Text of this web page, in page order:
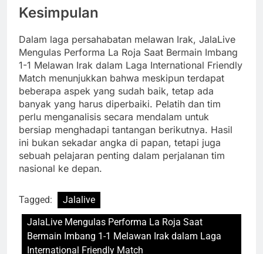
Kesimpulan
Dalam laga persahabatan melawan Irak, JalaLive
Mengulas Performa La Roja Saat Bermain Imbang
1-1 Melawan Irak dalam Laga International Friendly
Match menunjukkan bahwa meskipun terdapat
beberapa aspek yang sudah baik, tetap ada
banyak yang harus diperbaiki. Pelatih dan tim
perlu menganalisis secara mendalam untuk
bersiap menghadapi tantangan berikutnya. Hasil
ini bukan sekadar angka di papan, tetapi juga
sebuah pelajaran penting dalam perjalanan tim
nasional ke depan.
Tagged:
Jalalive
JalaLive Mengulas Performa La Roja Saat
Bermain Imbang 1-1 Melawan Irak dalam Laga
International Friendly Match